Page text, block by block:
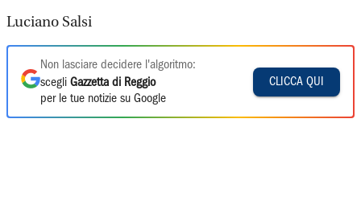
Luciano Salsi
Non lasciare decidere l'algoritmo:
scegli Gazzetta di Reggio
per le tue notizie su Google
CLICCA QUI